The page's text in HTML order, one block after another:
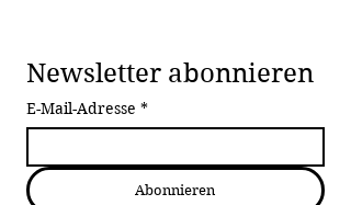
Newsletter abonnieren
E-Mail-Adresse *
Abonnieren